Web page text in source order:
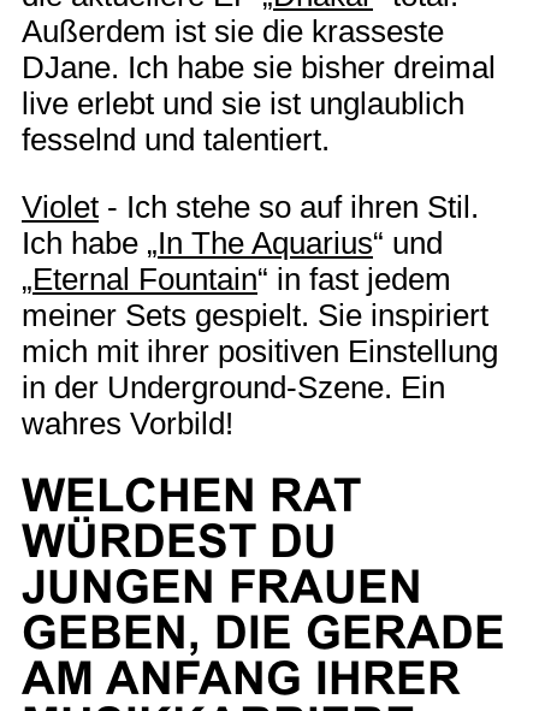
Außerdem ist sie die krasseste
DJane. Ich habe sie bisher dreimal
live erlebt und sie ist unglaublich
fesselnd und talentiert.
Violet - Ich stehe so auf ihren Stil.
Ich habe „In The Aquarius“ und
„Eternal Fountain“ in fast jedem
meiner Sets gespielt. Sie inspiriert
mich mit ihrer positiven Einstellung
in der Underground-Szene. Ein
wahres Vorbild!
WELCHEN RAT
WÜRDEST DU
JUNGEN FRAUEN
GEBEN, DIE GERADE
AM ANFANG IHRER